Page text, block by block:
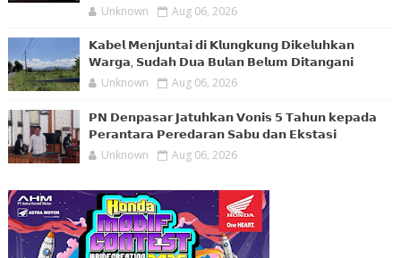
Unknown Aug 06, 2026
𝗞𝗮𝗯𝗲𝗹 𝗠𝗲𝗻𝗷𝘂𝗻𝘁𝗮𝗶 𝗱𝗶 𝗞𝗹𝘂𝗻𝗴𝗸𝘂𝗻𝗴 𝗗𝗶𝗸𝗲𝗹𝘂𝗵𝗸𝗮𝗻
𝗪𝗮𝗿𝗴𝗮, 𝗦𝘂𝗱𝗮𝗵 𝗗𝘂𝗮 𝗕𝘂𝗹𝗮𝗻 𝗕𝗲𝗹𝘂𝗺 𝗗𝗶𝘁𝗮𝗻𝗴𝗮𝗻𝗶
Unknown Aug 06, 2026
𝗣𝗡 𝗗𝗲𝗻𝗽𝗮𝘀𝗮𝗿 𝗝𝗮𝘁𝘂𝗵𝗸𝗮𝗻 𝗩𝗼𝗻𝗶𝘀 𝟱 𝗧𝗮𝗵𝘂𝗻 𝗸𝗲𝗽𝗮𝗱𝗮
𝗣𝗲𝗿𝗮𝗻𝘁𝗮𝗿𝗮 𝗣𝗲𝗿𝗲𝗱𝗮𝗿𝗮𝗻 𝗦𝗮𝗯𝘂 𝗱𝗮𝗻 𝗘𝗸𝘀𝘁𝗮𝘀𝗶
Unknown Aug 06, 2026